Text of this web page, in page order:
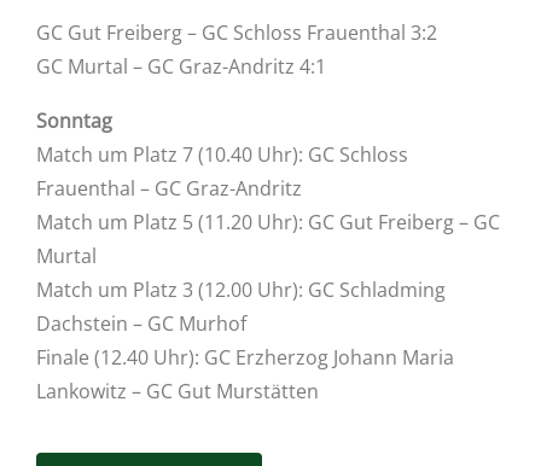
GC Gut Freiberg – GC Schloss Frauenthal 3:2
GC Murtal – GC Graz-Andritz 4:1
Sonntag
Match um Platz 7 (10.40 Uhr): GC Schloss
Frauenthal – GC Graz-Andritz
Match um Platz 5 (11.20 Uhr): GC Gut Freiberg – GC
Murtal
Match um Platz 3 (12.00 Uhr): GC Schladming
Dachstein – GC Murhof
Finale (12.40 Uhr): GC Erzherzog Johann Maria
Lankowitz – GC Gut Murstätten